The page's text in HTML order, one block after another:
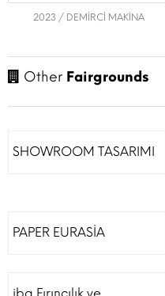
2023 / DEMİRCİ MAKİNA
Other Fairgrounds
SHOWROOM TASARIMI
PAPER EURASİA